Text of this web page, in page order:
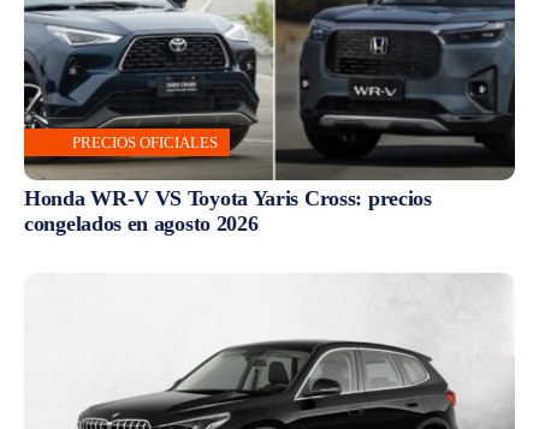
PRECIOS OFICIALES
Honda WR-V VS Toyota Yaris Cross: precios
congelados en agosto 2026